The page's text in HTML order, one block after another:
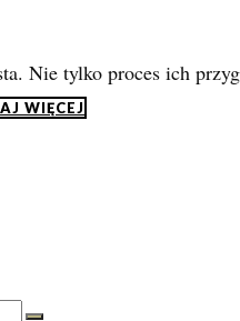
Nie tylko proces ich
WIĘCEJ